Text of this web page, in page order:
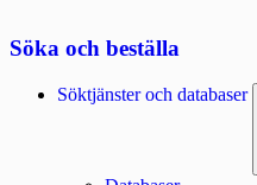
Söka och beställa
Söktjänster och databaser